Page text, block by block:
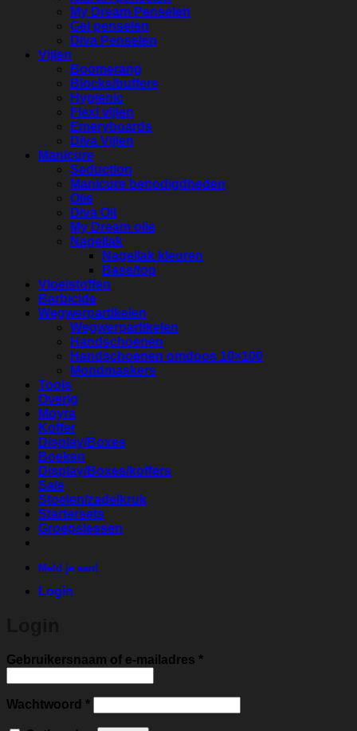
My Dream Penselen
Gel penselen
Diva Penselen
Vijlen
Boomerang
Blocks/buffers
Hygienic
Flexi vijlen
Emeryboards
Diva Vijlen
Manicure
Seduction
Manicure benodigdheden
Olie
Diva Oil
My Dream olie
Nagellak
Nagellak kleuren
Base/top
Vloeistoffen
Barbicide
Wegwerpartikelen
Wegwerpartikelen
Handschoenen
Handschoenen omdoos 10×100
Mondmaskers
Tools
Overig
Moyra
Koffer
Display/Boxes
Boeken
Display/Boxes/koffers
Sale
Stoelen/zadelkruk
Startersets
Groepslessen
Meld je aan!
Login
Gebruikersnaam of e-mailadres *Vereist
Wachtwoord *Vereist